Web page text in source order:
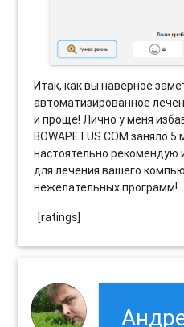
Итак, как вы наверное
автоматизированное
и проще! Лично у меня
BOWAPETUS.COM заняло
настоятельно рекомендую
для лечения вашего
нежелательных программ!
[ratings]